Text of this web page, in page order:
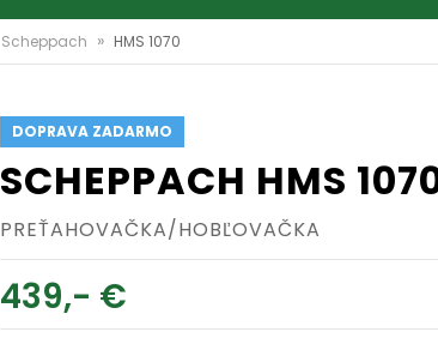
Scheppach » HMS 1070
DOPRAVA ZADARMO
SCHEPPACH HMS
PREŤAHOVAČKA/HOBĽOVAČKA
439,- €